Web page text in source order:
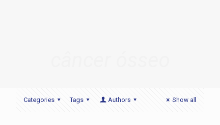
Categories Tags Authors Show all